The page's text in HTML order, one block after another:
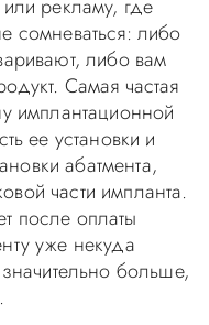
рекламу, где
сомневаться: либо
либо вам
Самая частая
имплантационной
ее установки и
абатмента,
части импланта.
после оплаты
уже некуда
значительно больше,